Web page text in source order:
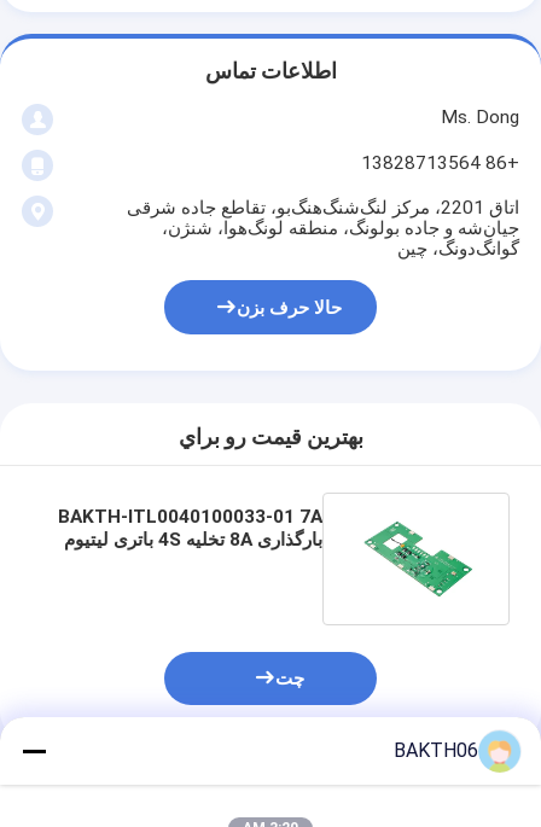
اطلاعات تماس
Ms. Dong
+86 13828713564
اتاق 2201، مرکز لنگ‌شنگ‌هنگ‌بو، تقاطع جاده شرقی
جیان‌شه و جاده بولونگ، منطقه لونگ‌هوا، شنژن،
گوانگ‌دونگ، چین
حالا حرف بزن
بهترين قيمت رو براي
BAKTH-ITL0040100033-01 7A
بارگذاری 8A تخلیه 4S باتری لیتیوم
چت
محصولات توصیه شده
BAKTH06